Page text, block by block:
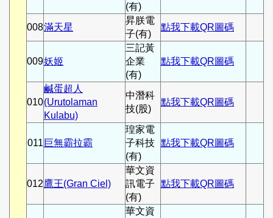
(有)
008滿天星
昇朕電
子(有)
點我下載QR圖碼
009妖姬
三記黃
企業
(有)
點我下載QR圖碼
010
鹹蛋超人
(Urutolaman
Kulabu)
中潛科
技(股)
點我下載QR圖碼
011 巨無霸拉霸
瑝家電
子科技
(有)
點我下載QR圖碼
012鷹王(Gran Ciel)
華文資
訊電子
(有)
點我下載QR圖碼
華文資